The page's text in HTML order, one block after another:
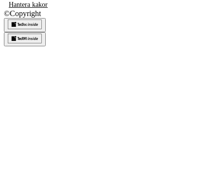
Hantera kakor
©Copyright